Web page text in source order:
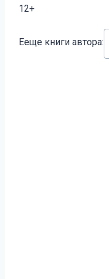
12+
записи:
Ееще книги автора: